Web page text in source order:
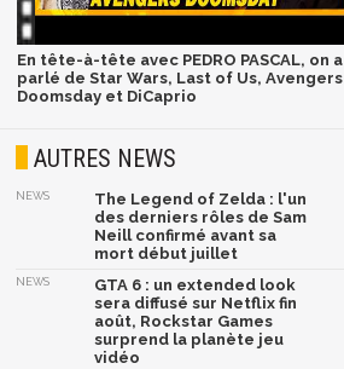
En tête-à-tête avec PEDRO PASCAL, on a
parlé de Star Wars, Last of Us, Avengers
Doomsday et DiCaprio
AUTRES NEWS
NEWS
The Legend of Zelda : l'un
des derniers rôles de Sam
Neill confirmé avant sa
mort début juillet
NEWS
GTA 6 : un extended look
sera diffusé sur Netflix fin
août, Rockstar Games
surprend la planète jeu
vidéo